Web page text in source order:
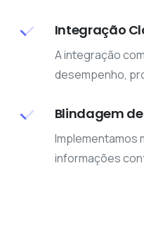
Integração
A integração
desempenho,
Blindagem
Implementamos
informações